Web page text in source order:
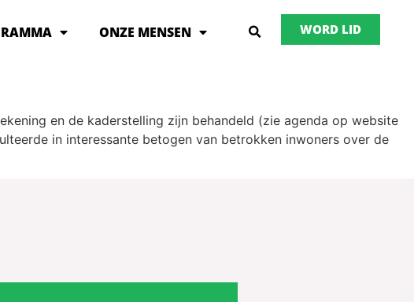
ONZE MENSEN WORD LID
en de kaderstelling zijn behandeld (zie agenda op website
in interessante betogen van betrokken inwoners over de